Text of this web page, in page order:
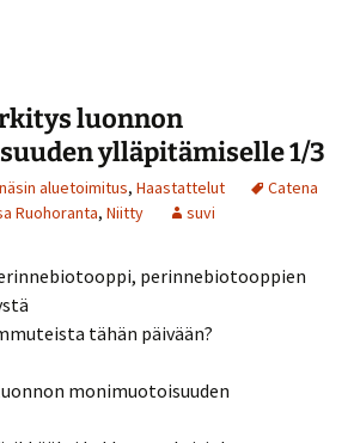
luonnon
ylläpitämiselle 1/3
aluetoimitus, Haastattelut
Catena
Ruohoranta, Niitty suvi
perinnebiotooppien
tähän päivään?
monimuotoisuuden